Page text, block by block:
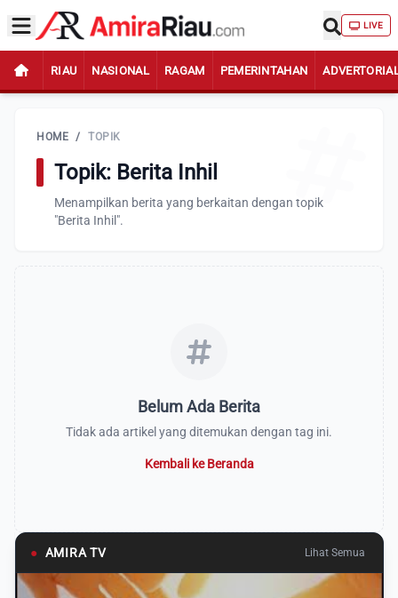
LIVE
RIAU NASIONAL RAGAM PEMERINTAHAN
HOME / TOPIK
Topik: Berita Inhil
Menampilkan berita yang berkaitan dengan topik
"Berita Inhil".
Belum Ada Berita
Tidak ada artikel yang ditemukan dengan tag ini.
Kembali ke Beranda
● AMIRA TV Lihat Semua